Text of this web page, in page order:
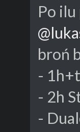
Po
broń
-
- 2h
-